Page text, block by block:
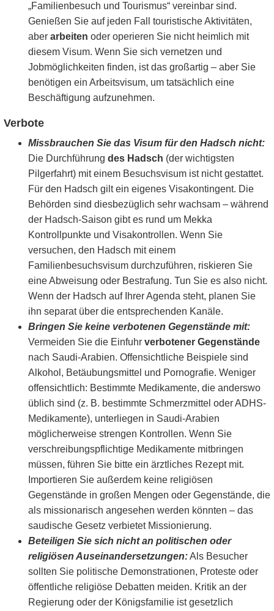
„Familienbesuch und Tourismus“ vereinbar sind.
Genießen Sie auf jeden Fall touristische Aktivitäten,
aber arbeiten oder operieren Sie nicht heimlich mit
diesem Visum. Wenn Sie sich vernetzen und
Jobmöglichkeiten finden, ist das großartig – aber Sie
benötigen ein Arbeitsvisum, um tatsächlich eine
Beschäftigung aufzunehmen.
Verbote
Missbrauchen Sie das Visum für den Hadsch nicht:
Die Durchführung des Hadsch (der wichtigsten
Pilgerfahrt) mit einem Besuchsvisum ist nicht gestattet.
Für den Hadsch gilt ein eigenes Visakontingent. Die
Behörden sind diesbezüglich sehr wachsam – während
der Hadsch-Saison gibt es rund um Mekka
Kontrollpunkte und Visakontrollen. Wenn Sie
versuchen, den Hadsch mit einem
Familienbesuchsvisum durchzuführen, riskieren Sie
eine Abweisung oder Bestrafung. Tun Sie es also nicht.
Wenn der Hadsch auf Ihrer Agenda steht, planen Sie
ihn separat über die entsprechenden Kanäle.
Bringen Sie keine verbotenen Gegenstände mit:
Vermeiden Sie die Einfuhr verbotener Gegenstände
nach Saudi-Arabien. Offensichtliche Beispiele sind
Alkohol, Betäubungsmittel und Pornografie. Weniger
offensichtlich: Bestimmte Medikamente, die anderswo
üblich sind (z. B. bestimmte Schmerzmittel oder ADHS-
Medikamente), unterliegen in Saudi-Arabien
möglicherweise strengen Kontrollen. Wenn Sie
verschreibungspflichtige Medikamente mitbringen
müssen, führen Sie bitte ein ärztliches Rezept mit.
Importieren Sie außerdem keine religiösen
Gegenstände in großen Mengen oder Gegenstände, die
als missionarisch angesehen werden könnten – das
saudische Gesetz verbietet Missionierung.
Beteiligen Sie sich nicht an politischen oder
religiösen Auseinandersetzungen:Als Besucher
sollten Sie politische Demonstrationen, Proteste oder
öffentliche religiöse Debatten meiden. Kritik an der
Regierung oder der Königsfamilie ist gesetzlich